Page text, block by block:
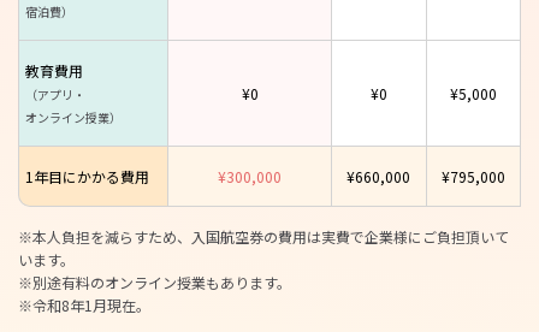
宿泊費）
教育費用
（アプリ・
オンライン授業）
¥0 ¥0 ¥5,000
1年目にかかる費用 ¥300,000 ¥660,000 ¥795,000
※本人負担を減らすため、入国航空券の費用は実費で企業様にご負担頂いて
います。
※別途有料のオンライン授業もあります。
※令和8年1月現在。